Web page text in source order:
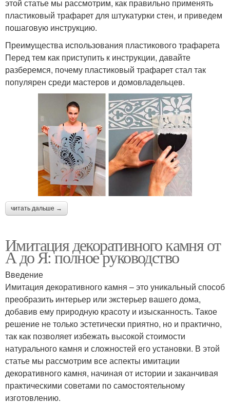
этой статье мы рассмотрим, как правильно применять
пластиковый трафарет для штукатурки стен, и приведем
пошаговую инструкцию.
Преимущества использования пластикового трафарета
Перед тем как приступить к инструкции, давайте
разберемся, почему пластиковый трафарет стал так
популярен среди мастеров и домовладельцев.
читать дальше →
Имитация декоративного камня от
А до Я: полное руководство
Введение
Имитация декоративного камня – это уникальный способ
преобразить интерьер или экстерьер вашего дома,
добавив ему природную красоту и изысканность. Такое
решение не только эстетически приятно, но и практично,
так как позволяет избежать высокой стоимости
натурального камня и сложностей его установки. В этой
статье мы рассмотрим все аспекты имитации
декоративного камня, начиная от истории и заканчивая
практическими советами по самостоятельному
изготовлению.